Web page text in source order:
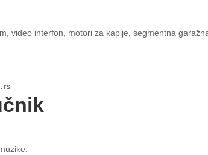
video interfon, motori za kapije, segmentna